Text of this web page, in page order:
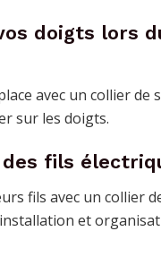
doigts lors
avec un collier de
sur les doigts.
des fils
fils avec un collier
et